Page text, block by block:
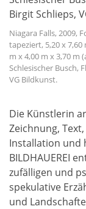
Niagara Falls, 2009,
tapeziert, 5,20 x
m x 4,00 m x 3,70 m
Schlesischer Busch,
VG Bildkunst.
Die Künstlerin
Zeichnung,
Installation und
BILDHAUEREI
zufälligen und
spekulative
und